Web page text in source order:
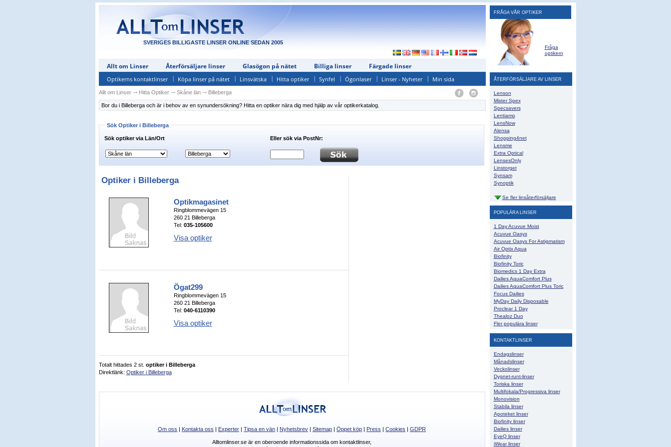
SVERIGES BILLIGASTE LINSER ONLINE SEDAN 2005
Allt om Linser Återförsäljare linser Glasögon på nätet Billiga linser Färgade linser
Optikerns kontaktlinser Köpa linser på nätet Linsvätska Hitta optiker Synfel Ögonlaser Linser - Nyheter Min sida
Allt om Linser⤏ Hitta Optiker⤏ Skåne län⤏ Billeberga
Bor du i Billeberga och är i behov av en synundersökning? Hitta en optiker nära dig med hjälp av vår optikerkatalog.
Sök Optiker i Billeberga
Sök optiker via Län/Ort Eller sök via PostNr:
Optiker i Billeberga
Optikmagasinet
Ringblommevägen 15
260 21 Billeberga
Tel: 035-105600
Visa optiker
Ögat299
Ringblommevägen 15
260 21 Billeberga
Tel: 040-6110390
Visa optiker
Totalt hittades 2 st. optiker i Billeberga
Direktlänk: Optiker i Billeberga
FRÅGA VÅR OPTIKER
Fråga
optikern
ÅTERFÖRSÄLJARE AV LINSER
Lenson
Mister Spex
Specsavers
Lentiamo
LensNow
Alensa
Shopping4net
Lensme
Extra Optical
LensesOnly
Linstorget
Synsam
Synoptik
Se fler linsåterförsäljare
POPULÄRA LINSER
1 Day Acuvue Moist
Acuvue Oasys
Acuvue Oasys For Astigmatism
Air Optix Aqua
Biofinity
Biofinity Toric
Biomedics 1 Day Extra
Dailies AquaComfort Plus
Dailies AquaComfort Plus Toric
Focus Dailies
MyDay Daily Disposable
Proclear 1 Day
Thealoz Duo
Fler populära linser
KONTAKTLINSER
Endagslinser
Månadslinser
Veckolinser
Dygnet-runt-linser
Toriska linser
Multifokala/Progressiva linser
Monovision
Stabila linser
Apoteket linser
Biofinity linser
Dailies linser
EyeQ linser
iWear linser
Om oss | Kontakta oss | Experter | Tipsa en vän | Nyhetsbrev | Sitemap | Öppet köp | Press | Cookies | GDPR
Alltomlinser.se är en oberoende informationssida om kontaktlinser,